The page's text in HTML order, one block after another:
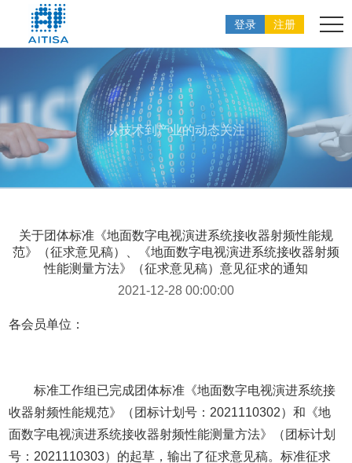
登录 注册
从技术到产业的动态关注
关于团体标准《地面数字电视演进系统接收器射频性能规
范》（征求意见稿）、《地面数字电视演进系统接收器射频
性能测量方法》（征求意见稿）意见征求的通知
2021-12-28 00:00:00
各会员单位：
标准工作组已完成团体标准《地面数字电视演进系统接
收器射频性能规范》 （ 团标计划号： 2021110302）和《地
面数字电视演进系统接收器射频性能测量方法》（团标计划
号： 2021110303） 的起草，输出了征求意见稿。标准征求